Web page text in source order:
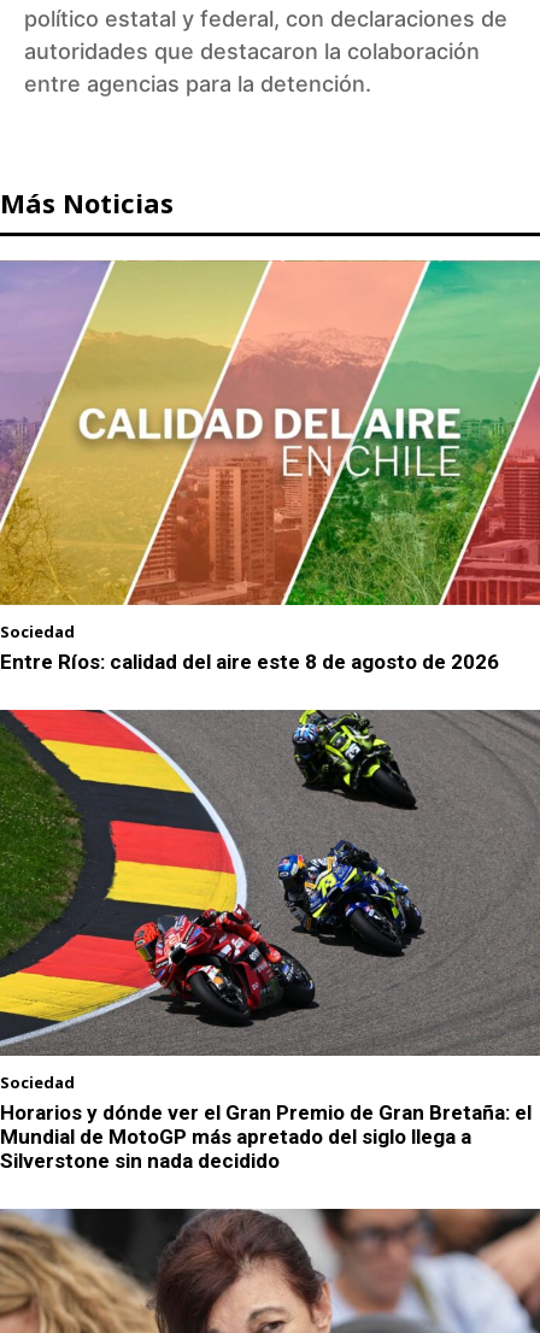
político estatal y federal, con declaraciones de
autoridades que destacaron la colaboración
entre agencias para la detención.
Más Noticias
Sociedad
Entre Ríos: calidad del aire este 8 de agosto de 2026
Sociedad
Horarios y dónde ver el Gran Premio de Gran Bretaña: el
Mundial de MotoGP más apretado del siglo llega a
Silverstone sin nada decidido